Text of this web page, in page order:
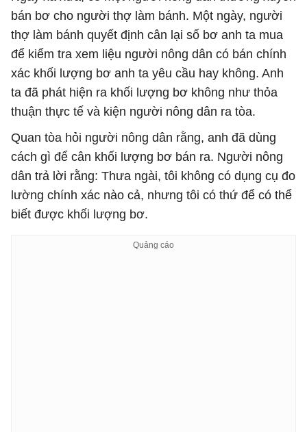
bán bơ cho người thợ làm bánh. Một ngày, người
thợ làm bánh quyết định cân lại số bơ anh ta mua
để kiểm tra xem liệu người nông dân có bán chính
xác khối lượng bơ anh ta yêu cầu hay không. Anh
ta đã phát hiện ra khối lượng bơ không như thỏa
thuận thực tế và kiện người nông dân ra tòa.
Quan tòa hỏi người nông dân rằng, anh đã dùng
cách gì để cân khối lượng bơ bán ra. Người nông
dân trả lời rằng: Thưa ngài, tôi không có dụng cụ đo
lường chính xác nào cả, nhưng tôi có thứ để có thể
biết được khối lượng bơ.